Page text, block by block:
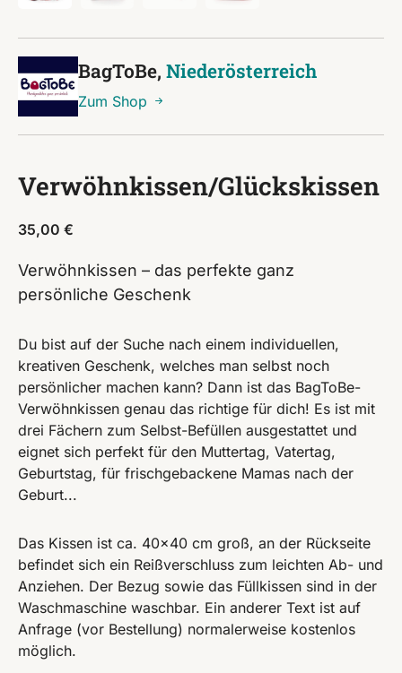
BagToBe, Niederösterreich
Zum Shop
Verwöhnkissen/Glückskissen
35,00 €
Verwöhnkissen – das perfekte ganz
persönliche Geschenk
Du bist auf der Suche nach einem individuellen,
kreativen Geschenk, welches man selbst noch
persönlicher machen kann? Dann ist das BagToBe-
Verwöhnkissen genau das richtige für dich! Es ist mit
drei Fächern zum Selbst-Befüllen ausgestattet und
eignet sich perfekt für den Muttertag, Vatertag,
Geburtstag, für frischgebackene Mamas nach der
Geburt...
Das Kissen ist ca. 40x40 cm groß, an der Rückseite
befindet sich ein Reißverschluss zum leichten Ab- und
Anziehen. Der Bezug sowie das Füllkissen sind in der
Waschmaschine waschbar. Ein anderer Text ist auf
Anfrage (vor Bestellung) normalerweise kostenlos
möglich.